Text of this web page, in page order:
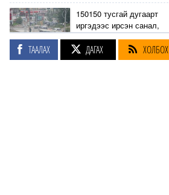
150150 тусгай дугаарт
иргэдээс ирсэн санал,
гомдлыг нийслэлийн
эрх бүхий 23 албан
тушаалтан хэрхэн
ТААЛАХ ДАГАХ ХОЛБОХ